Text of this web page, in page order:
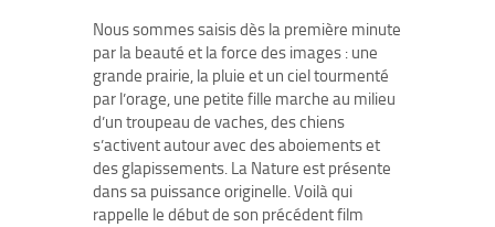
Nous sommes saisis dès la première minute
par la beauté et la force des images : une
grande prairie, la pluie et un ciel tourmenté
par l’orage, une petite fille marche au milieu
d’un troupeau de vaches, des chiens
s’activent autour avec des aboiements et
des glapissements. La Nature est présente
dans sa puissance originelle. Voilà qui
rappelle le début de son précédent film